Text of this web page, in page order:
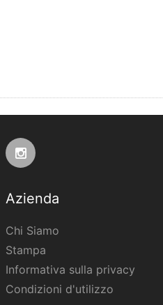
Azienda
Chi Siamo
Stampa
Informativa sulla privacy
Condizioni d'utilizzo